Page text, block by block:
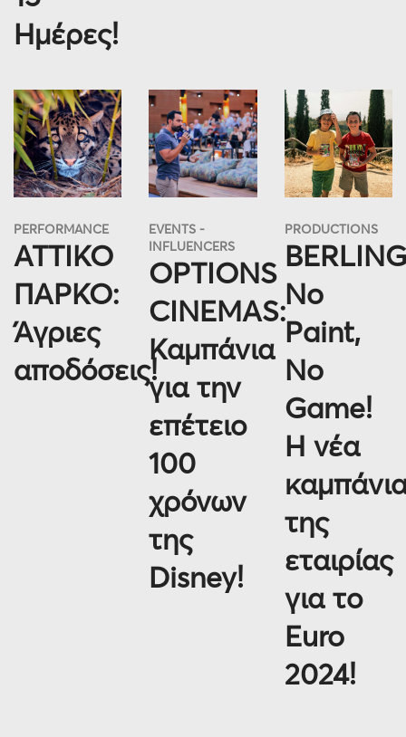
Ημέρες!
PERFORMANCE
ΑΤΤΙΚΟ
ΠΑΡΚΟ:
Άγριες
αποδόσεις!
EVENTS
INFLUENCERS
OPTIONS
CINEMAS:
Καμπάνια
για την
επέτειο
100
χρόνων
της
Disney!
PRODUCTIONS
No
Paint,
No
Game!
Η νέα
της
εταιρίας
για το
Euro
2024!